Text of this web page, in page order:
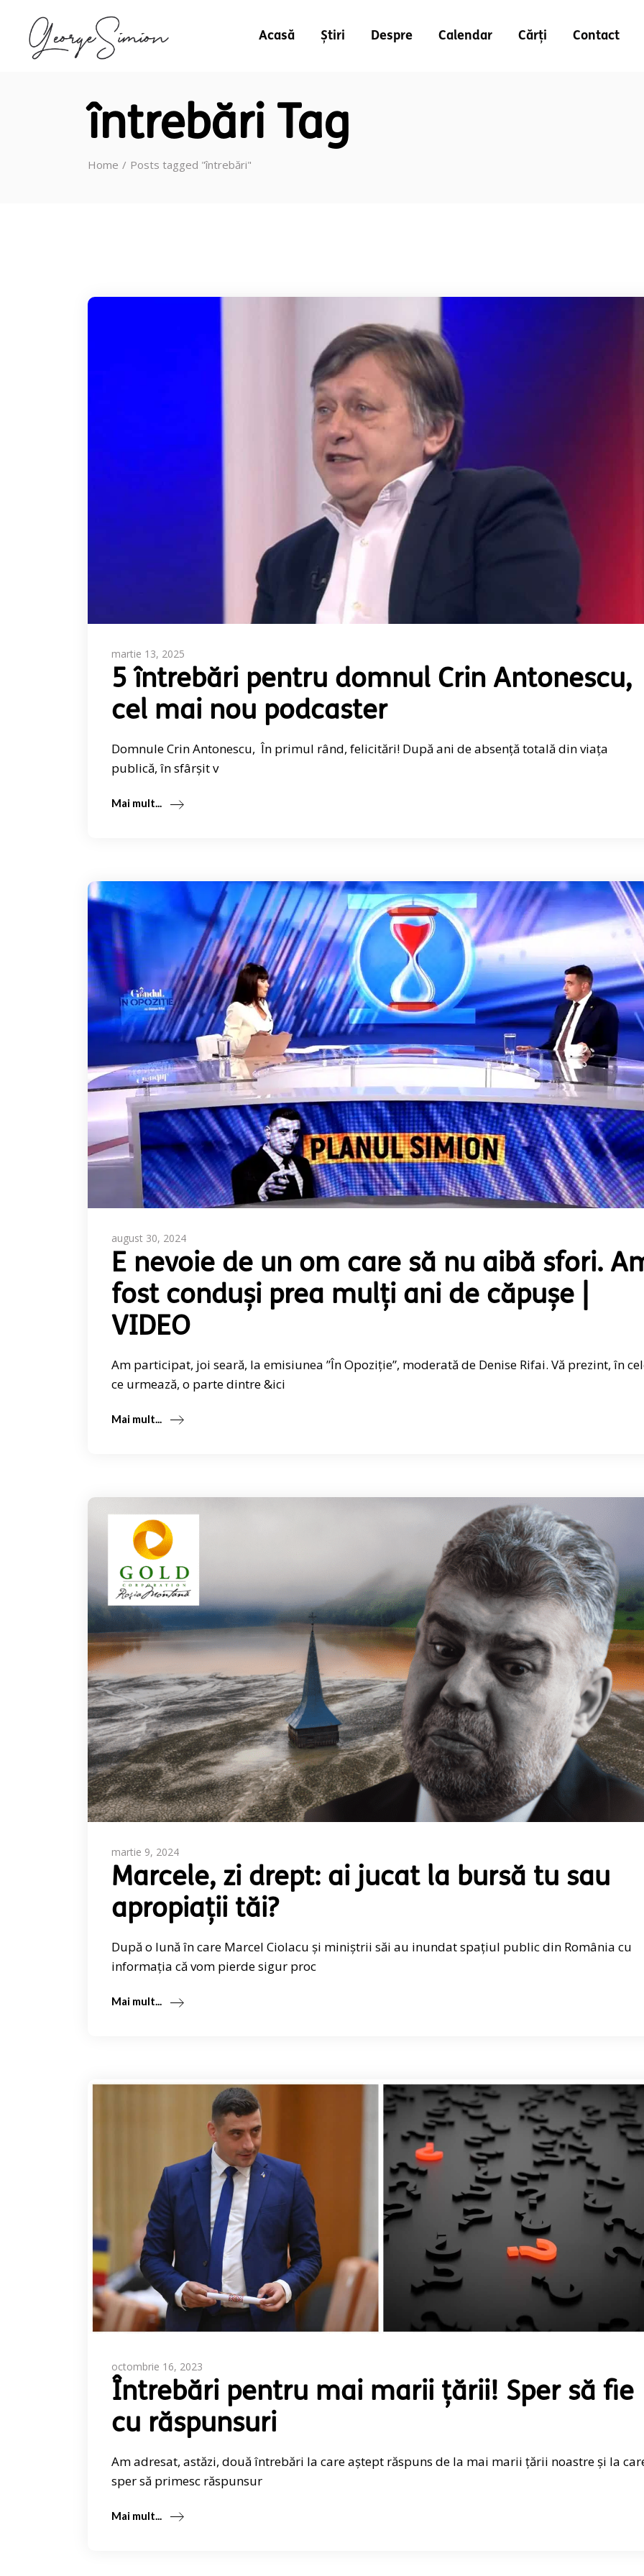
Acasă Știri Despre Calendar Cărți Contact
întrebări Tag
Home Posts tagged "întrebări"
martie 13, 2025
5 întrebări pentru domnul Crin Antonescu,
cel mai nou podcaster
Domnule Crin Antonescu, În primul rând, felicitări! După ani de absență totală din viața
publică, în sfârșit v
Mai mult...
august 30, 2024
E nevoie de un om care să nu aibă sfori.
fost conduși prea mulți ani de căpușe |
VIDEO
Am participat, joi seară, la emisiunea ”În Opoziție”, moderată de Denise Rifai. Vă prezint, în
ce urmează, o parte dintre &ici
Mai mult...
martie 9, 2024
Marcele, zi drept: ai jucat la bursă tu sau
apropiații tăi?
După o lună în care Marcel Ciolacu și miniștrii săi au inundat spațiul public din România cu
informația că vom pierde sigur proc
Mai mult...
octombrie 16, 2023
Întrebări pentru mai marii țării! Sper să fie
cu răspunsuri
Am adresat, astăzi, două întrebări la care aștept răspuns de la mai marii țării noastre și la
sper să primesc răspunsur
Mai mult...